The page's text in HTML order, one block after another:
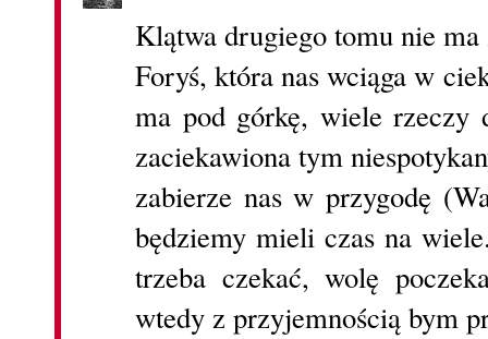
Klątwa drugiego tomu nie
Foryś, która nas wciąga w
ma pod górkę, wiele
zaciekawiona tym
zabierze nas w przygodę
będziemy mieli czas na
trzeba czekać, wolę
wtedy z przyjemnością bym